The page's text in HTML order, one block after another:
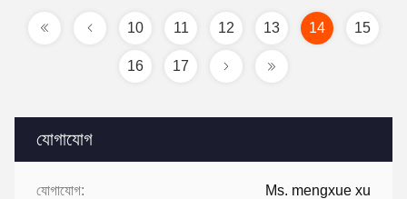
যোগাযোগ
যোগাযোগ: Ms. mengxue xu
10 11 12 13 14 15
16 17